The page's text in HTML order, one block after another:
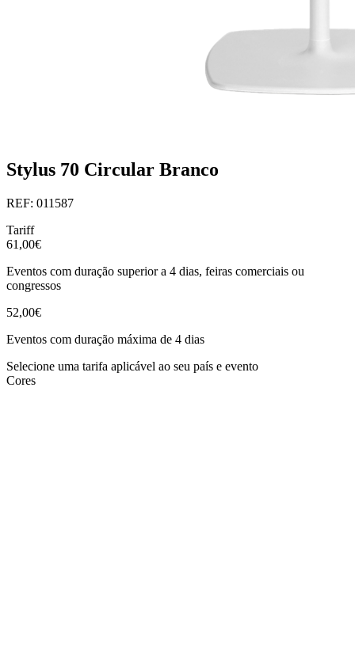
Stylus 70 Circular Branco
REF: 011587
Tariff
61,00€
Eventos com duração superior a 4 dias, feiras comerciais ou
congressos
52,00€
Eventos com duração máxima de 4 dias
Selecione uma tarifa aplicável ao seu país e evento
Cores